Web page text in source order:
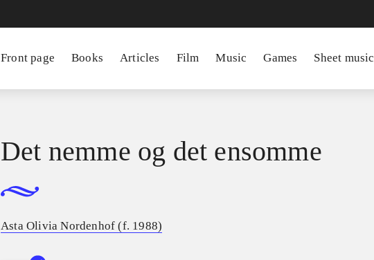
Front page Books Articles Film Music Games Sheet music
Det nemme og det ensomme
Asta Olivia Nordenhof (f. 1988)